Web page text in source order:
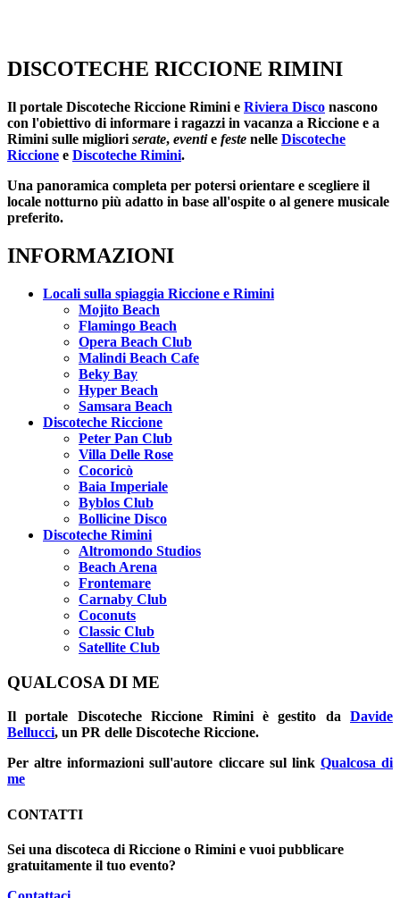
DISCOTECHE RICCIONE RIMINI
Il portale Discoteche Riccione Rimini e Riviera Disco nascono
con l'obiettivo di informare i ragazzi in vacanza a Riccione e a
Rimini sulle migliori serate, eventie feste nelle Discoteche
Riccione e Discoteche Rimini.
Una panoramica completa per potersi orientare e scegliere il
locale notturno più adatto in base all'ospite o al genere musicale
preferito.
INFORMAZIONI
Locali sulla spiaggia Riccione e Rimini
Mojito Beach
Flamingo Beach
Opera Beach Club
Malindi Beach Cafe
Beky Bay
Hyper Beach
Samsara Beach
Discoteche Riccione
Peter Pan Club
Villa Delle Rose
Cocoricò
Baia Imperiale
Byblos Club
Bollicine Disco
Discoteche Rimini
Altromondo Studios
Beach Arena
Frontemare
Carnaby Club
Coconuts
Classic Club
Satellite Club
QUALCOSA DI ME
Il portale Discoteche Riccione Riminiè gestito da Davide
Bellucci, un PR delle Discoteche Riccione.
Per altre informazioni sull'autore cliccare sul link Qualcosa di
me
CONTATTI
Sei una discoteca di Riccione o Rimini e vuoi pubblicare
gratuitamente il tuo evento?